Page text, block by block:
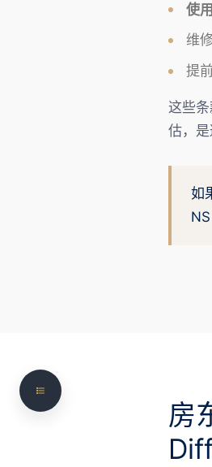
使
维
提
这些
估，是
如
房
商业租赁 Commercial
签署商业租约 Entering
Drafting & Review
起草的重要性 Why